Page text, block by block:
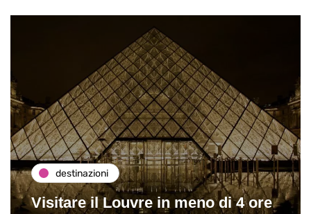
destinazioni
Visitare il Louvre in meno di 4 ore